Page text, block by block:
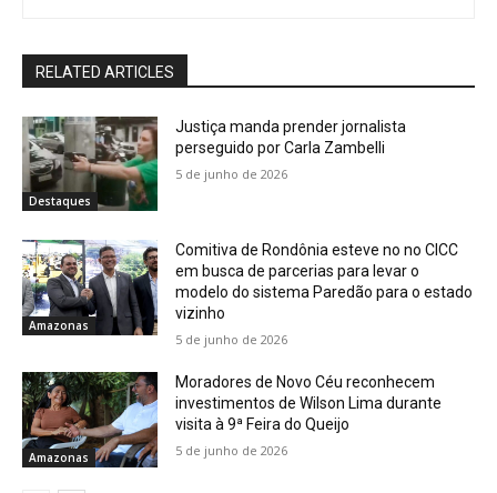
RELATED ARTICLES
Destaques
Justiça manda prender jornalista
perseguido por Carla Zambelli
5 de junho de 2026
Amazonas
Comitiva de Rondônia esteve no no CICC
em busca de parcerias para levar o
modelo do sistema Paredão para o estado
vizinho
5 de junho de 2026
Amazonas
Moradores de Novo Céu reconhecem
investimentos de Wilson Lima durante
visita à 9ª Feira do Queijo
5 de junho de 2026